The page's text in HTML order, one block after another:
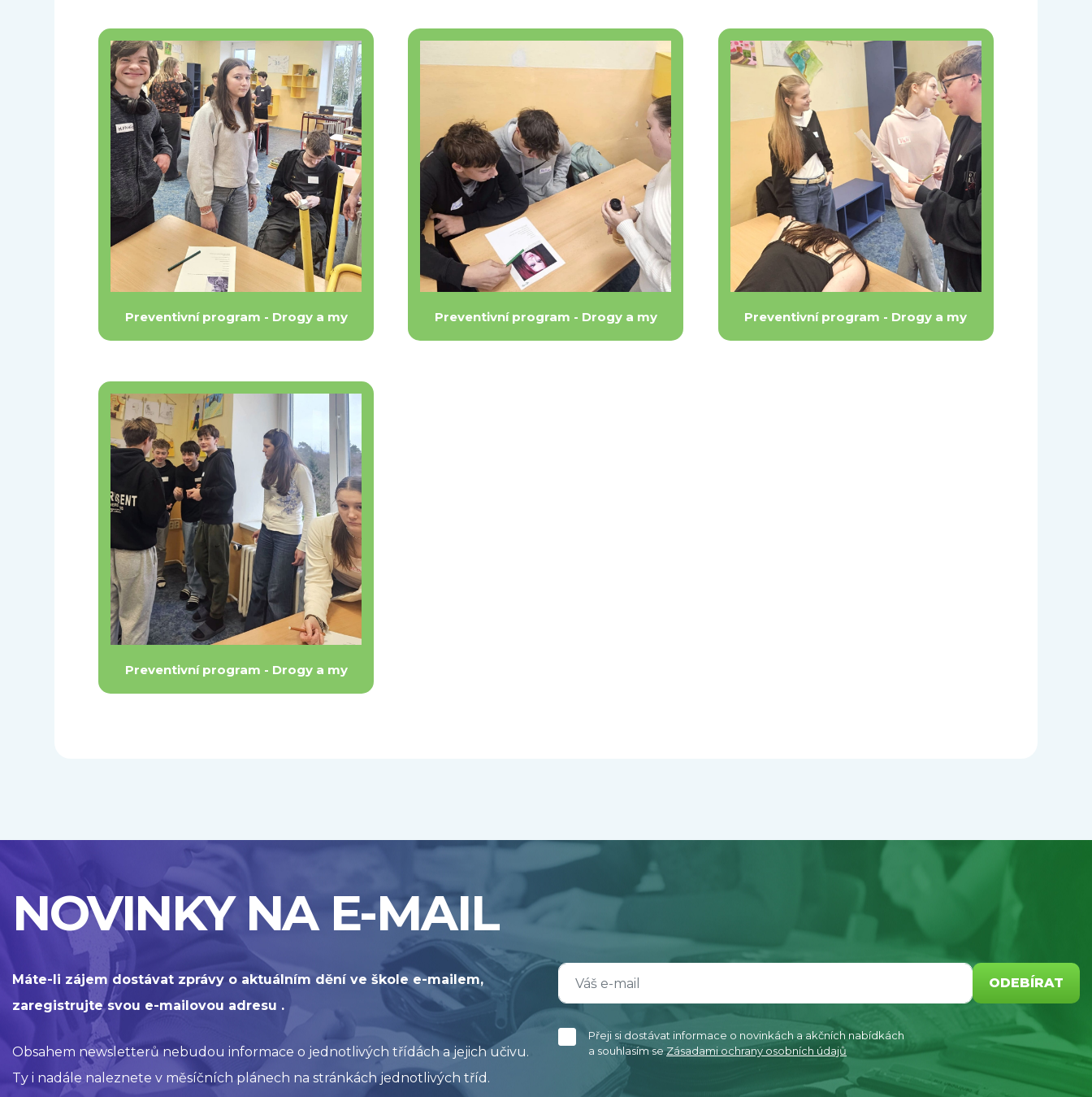
Preventivní program - Drogy a my Preventivní program - Drogy a my Preventivní program - Drogy a my
Preventivní program - Drogy a my
NOVINKY NA E-MAIL
Máte-li zájem dostávat zprávy o aktuálním dění ve škole e-mailem,
zaregistrujte svou e-mailovou adresu .
Obsahem newsletterů nebudou informace o jednotlivých třídách a jejich učivu.
Ty i nadále naleznete v měsíčních plánech na stránkách jednotlivých tříd.
ODEBÍRAT
Přeji si dostávat informace o novinkách a akčních nabídkách
a souhlasím seZásadami ochrany osobních údajů